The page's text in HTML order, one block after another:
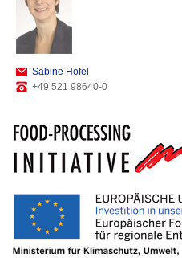
Sabine Höfel
+49 521 98640-0